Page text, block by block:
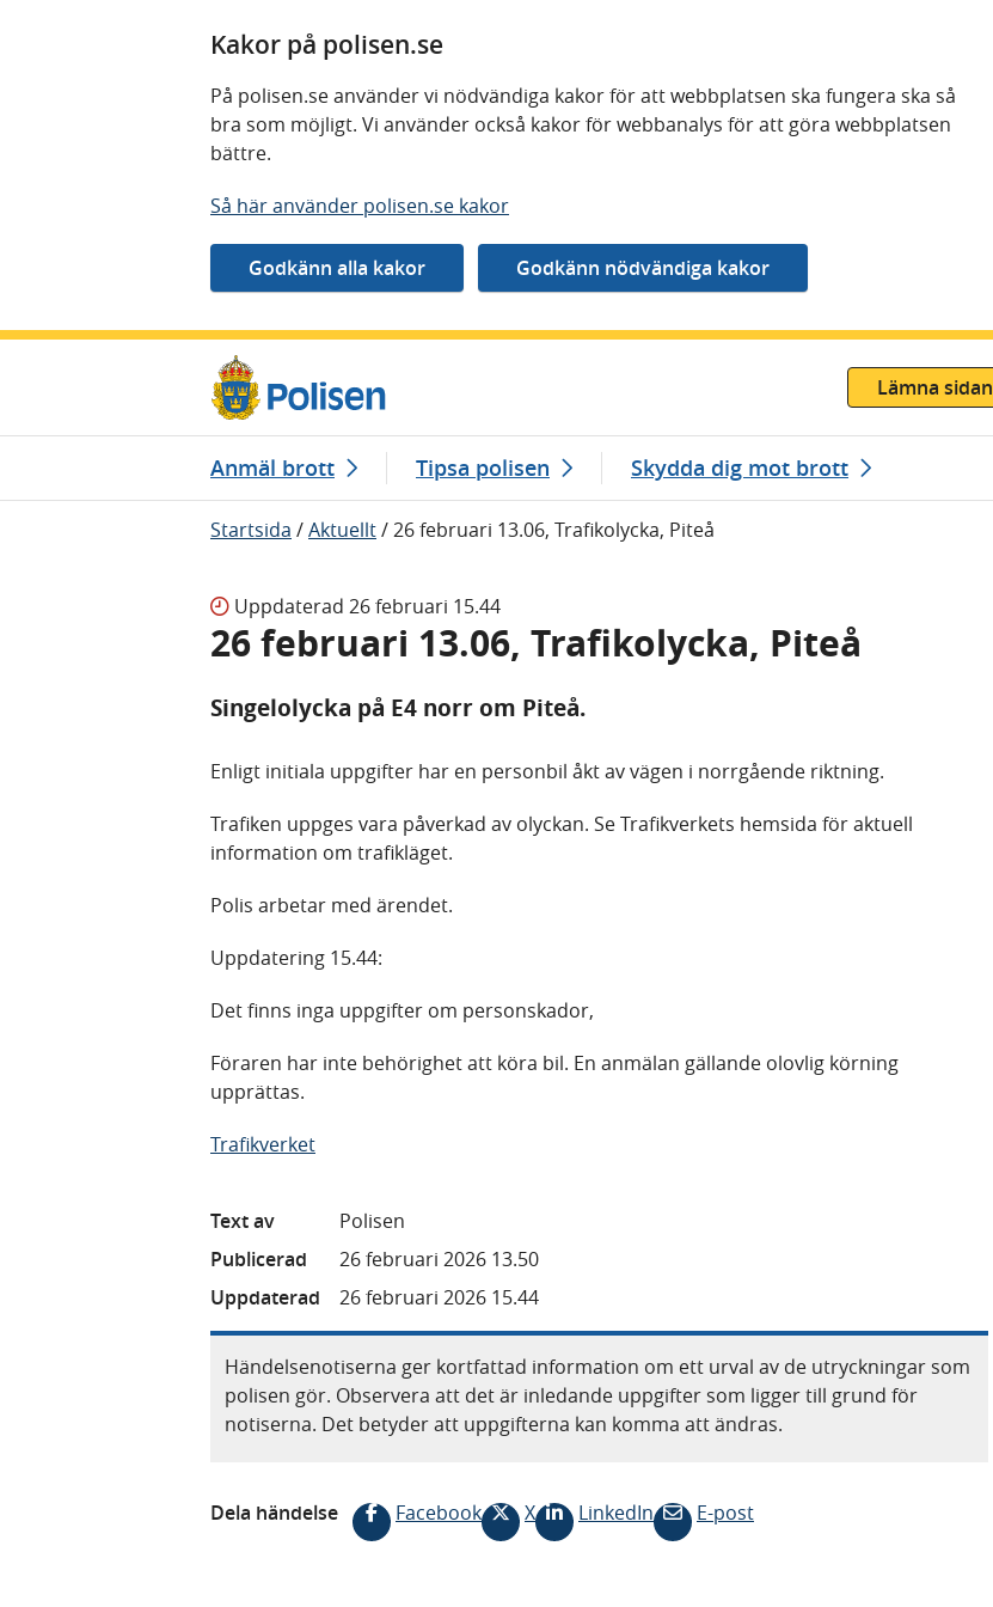
Kakor på polisen.se
På polisen.se använder vi nödvändiga kakor för att webbplatsen ska fungera ska så
bra som möjligt. Vi använder också kakor för webbanalys för att göra webbplatsen
bättre.
Så här använder polisen.se kakor
Lämna sidan
Anmäl brott Tipsa polisen Skydda dig mot brott
Startsida /Aktuellt/26 februari 13.06, Trafikolycka, Piteå
Uppdaterad 26 februari 15.44
26 februari 13.06, Trafikolycka, Piteå
Singelolycka på E4 norr om Piteå.
Enligt initiala uppgifter har en personbil åkt av vägen i norrgående riktning.
Trafiken uppges vara påverkad av olyckan. Se Trafikverkets hemsida för aktuell
information om trafikläget.
Polis arbetar med ärendet.
Uppdatering 15.44:
Det finns inga uppgifter om personskador,
Föraren har inte behörighet att köra bil. En anmälan gällande olovlig körning
upprättas.
Trafikverket
Text av
Polisen
Publicerad
26 februari 2026 13.50
Uppdaterad
26 februari 2026 15.44
Händelsenotiserna ger kortfattad information om ett urval av de utryckningar som
polisen gör. Observera att det är inledande uppgifter som ligger till grund för
notiserna. Det betyder att uppgifterna kan komma att ändras.
Dela händelse Facebook X LinkedIn E-post